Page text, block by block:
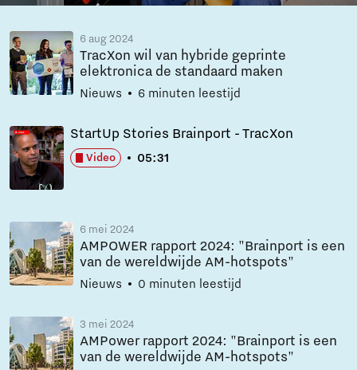
6 aug 2024
TracXon wil van hybride geprinte
elektronica de standaard maken
Nieuws 6 minuten leestijd
Video 05:31
StartUp Stories Brainport - TracXon
6 mei 2024
AMPOWER rapport 2024: "Brainport is een
van de wereldwijde AM-hotspots"
Nieuws 0 minuten leestijd
3 mei 2024
AMPower rapport 2024: "Brainport is een
van de wereldwijde AM-hotspots"